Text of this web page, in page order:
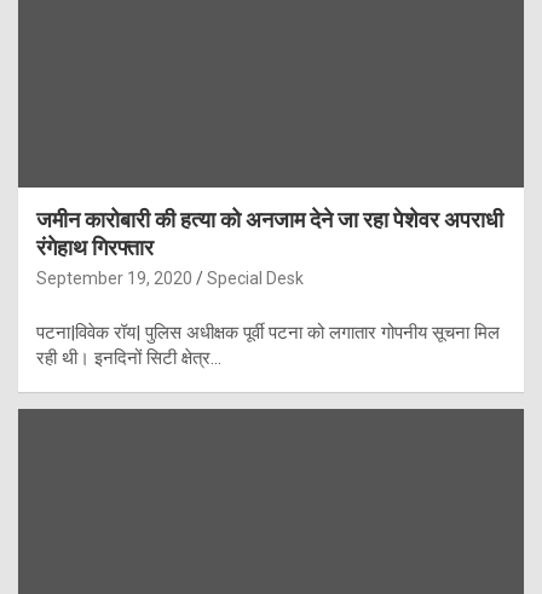
जमीन कारोबारी की हत्या को अनजाम देने जा रहा पेशेवर अपराधी
रंगेहाथ गिरफ्तार
September 19, 2020 Special Desk
पटना|विवेक रॉय| पुलिस अधीक्षक पूर्वी पटना को लगातार गोपनीय सूचना मिल
रही थी। इनदिनों सिटी क्षेत्र…